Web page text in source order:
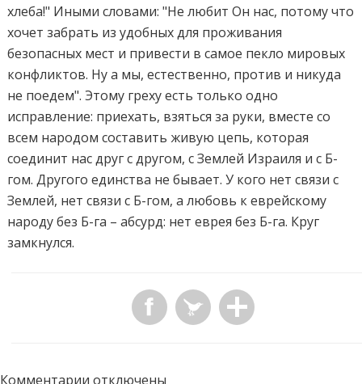
хлеба!" Иными словами: "Не любит Он нас, потому что
хочет забрать из удобных для проживания
безопасных мест и привести в самое пекло мировых
конфликтов. Ну а мы, естественно, против и никуда
не поедем". Этому греху есть только одно
исправление: приехать, взяться за руки, вместе со
всем народом составить живую цепь, которая
соединит нас друг с другом, с Землей Израиля и с Б-
гом. Другого единства не бывает. У кого нет связи с
Землей, нет связи с Б-гом, а любовь к еврейскому
народу без Б-га – абсурд: нет еврея без Б-га. Круг
замкнулся.
Комментарии отключены